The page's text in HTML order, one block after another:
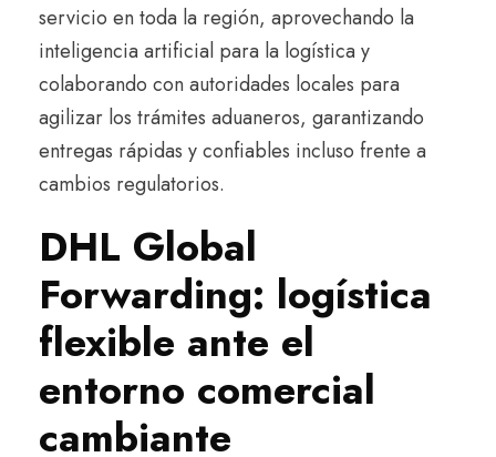
servicio en toda la región, aprovechando la
inteligencia artificial para la logística y
colaborando con autoridades locales para
agilizar los trámites aduaneros, garantizando
entregas rápidas y confiables incluso frente a
cambios regulatorios.
DHL Global
Forwarding: logística
flexible ante el
entorno comercial
cambiante